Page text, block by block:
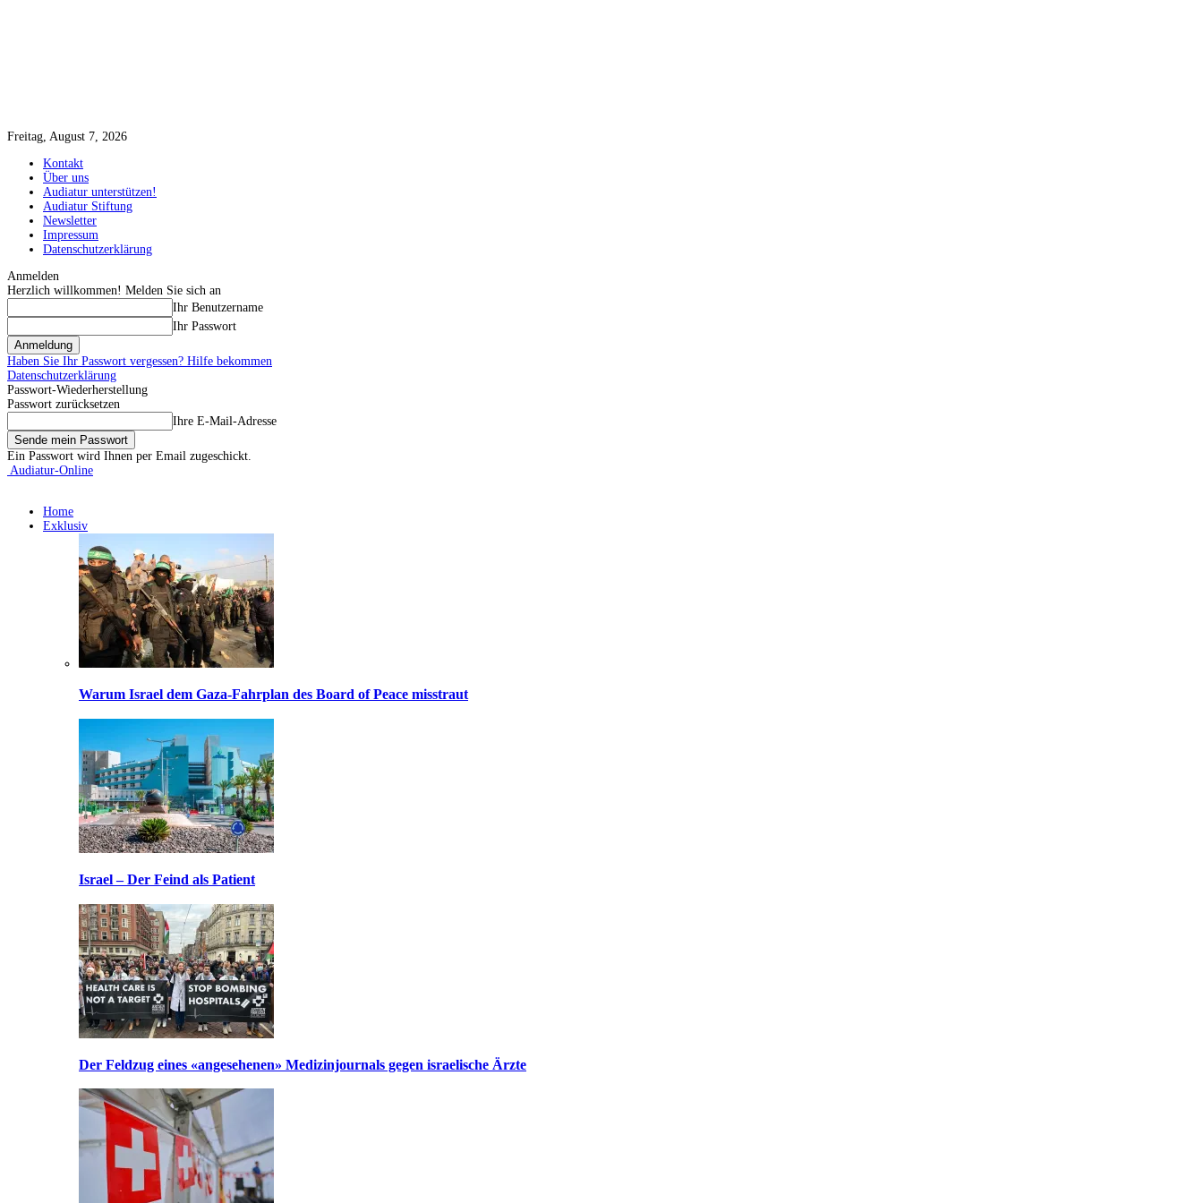
Freitag, August 7, 2026
Kontakt
Über uns
Audiatur unterstützen!
Audiatur Stiftung
Newsletter
Impressum
Datenschutzerklärung
Anmelden
Herzlich willkommen! Melden Sie sich an
Ihr Benutzername
Ihr Passwort
Haben Sie Ihr Passwort vergessen? Hilfe bekommen
Datenschutzerklärung
Passwort-Wiederherstellung
Passwort zurücksetzen
Ihre E-Mail-Adresse
Ein Passwort wird Ihnen per Email zugeschickt.
Audiatur-Online
Home
Exklusiv
Warum Israel dem Gaza-Fahrplan des Board of Peace misstraut
Israel – Der Feind als Patient
Der Feldzug eines «angesehenen» Medizinjournals gegen israelische Ärzte